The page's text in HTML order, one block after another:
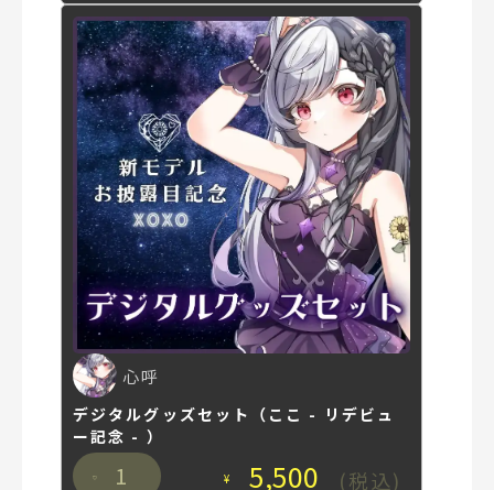
心呼
デジタルグッズセット（ここ - リデビュ
ー記念 - ）
1 ¥ 5,500 (税込)